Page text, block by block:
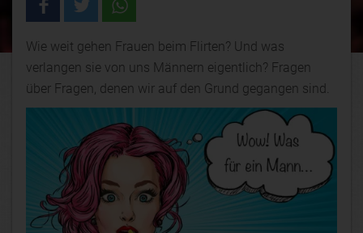
Wie weit gehen Frauen beim Flirten? Und was
verlangen sie von uns Männern eigentlich? Fragen
über Fragen, denen wir auf den Grund gegangen sind.